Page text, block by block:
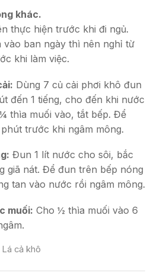
khác.
thực hiện trước khi đi ngủ.
vào ban ngày thì nên nghỉ từ
khi làm việc.
Dùng 7 củ cải phơi khô đun
đến 1 tiếng, cho đến khi nước
thìa muối vào, tắt bếp. Để
trước khi ngâm mông.
Đun 1 lít nước cho sôi, bắc
giã nát. Để đun trên bếp nóng
tan vào nước rồi ngâm mông.
muối: Cho ½ thìa muối vào 6
Lá cả khô